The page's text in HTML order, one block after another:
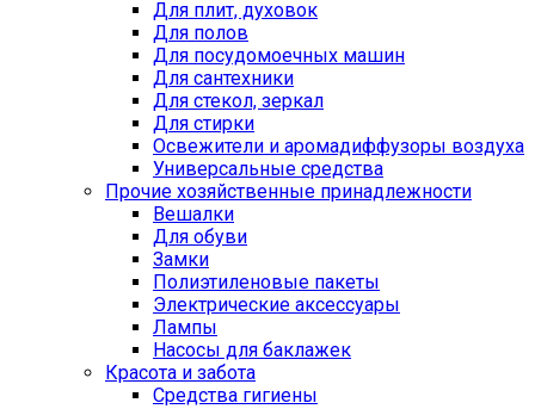
Для плит, духовок
Для полов
Для посудомоечных машин
Для сантехники
Для стекол, зеркал
Для стирки
Освежители и аромадиффузоры воздуха
Универсальные средства
Прочие хозяйственные принадлежности
Вешалки
Для обуви
Замки
Полиэтиленовые пакеты
Электрические аксессуары
Лампы
Насосы для баклажек
Красота и забота
Средства гигиены